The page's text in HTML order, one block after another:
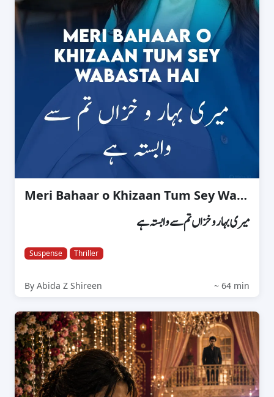
Meri Bahaar o Khizaan Tum Sey Wabasta Hai
میری بہار و خزاں تم سے وابستہ ہے
Suspense Thriller
By Abida Z Shireen ~ 64 min